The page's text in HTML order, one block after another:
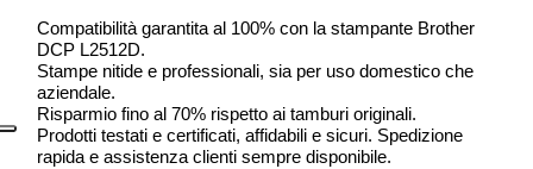
Compatibilità garantita al 100% con la stampante Brother
DCP L2512D.
Stampe nitide e professionali, sia per uso domestico che
aziendale.
Risparmio fino al 70% rispetto ai tamburi originali.
Prodotti testati e certificati, affidabili e sicuri. Spedizione
rapida e assistenza clienti sempre disponibile.